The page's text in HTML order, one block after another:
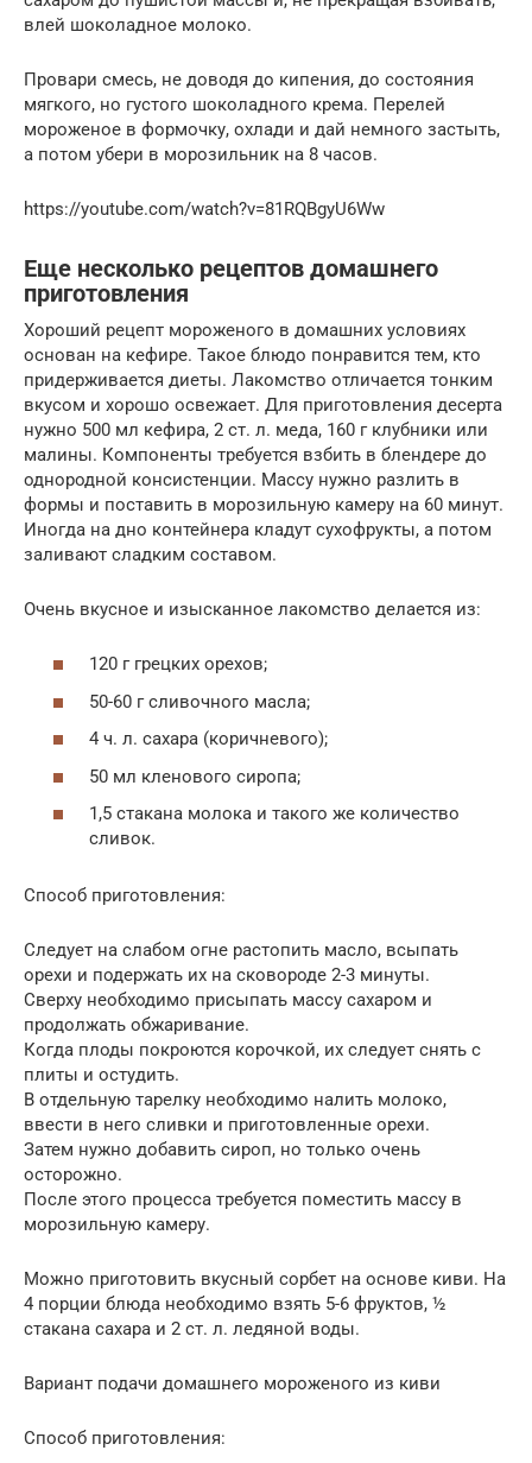
влей шоколадное молоко.
Провари смесь, не доводя до кипения, до состояния
мягкого, но густого шоколадного крема. Перелей
мороженое в формочку, охлади и дай немного застыть,
а потом убери в морозильник на 8 часов.
https://youtube.com/watch?v=81RQBgyU6Ww
Еще несколько рецептов домашнего
приготовления
Хороший рецепт мороженого в домашних условиях
основан на кефире. Такое блюдо понравится тем, кто
придерживается диеты. Лакомство отличается тонким
вкусом и хорошо освежает. Для приготовления десерта
нужно 500 мл кефира, 2 ст. л. меда, 160 г клубники или
малины. Компоненты требуется взбить в блендере до
однородной консистенции. Массу нужно разлить в
формы и поставить в морозильную камеру на 60 минут.
Иногда на дно контейнера кладут сухофрукты, а потом
заливают сладким составом.
Очень вкусное и изысканное лакомство делается из:
120 г грецких орехов;
50-60 г сливочного масла;
4 ч. л. сахара (коричневого);
50 мл кленового сиропа;
1,5 стакана молока и такого же количество
сливок.
Способ приготовления:
Следует на слабом огне растопить масло, всыпать
орехи и подержать их на сковороде 2-3 минуты.
Сверху необходимо присыпать массу сахаром и
продолжать обжаривание.
Когда плоды покроются корочкой, их следует снять с
плиты и остудить.
В отдельную тарелку необходимо налить молоко,
ввести в него сливки и приготовленные орехи.
Затем нужно добавить сироп, но только очень
осторожно.
После этого процесса требуется поместить массу в
морозильную камеру.
Можно приготовить вкусный сорбет на основе киви. На
4 порции блюда необходимо взять 5-6 фруктов, ½
стакана сахара и 2 ст. л. ледяной воды.
Вариант подачи домашнего мороженого из киви
Способ приготовления: